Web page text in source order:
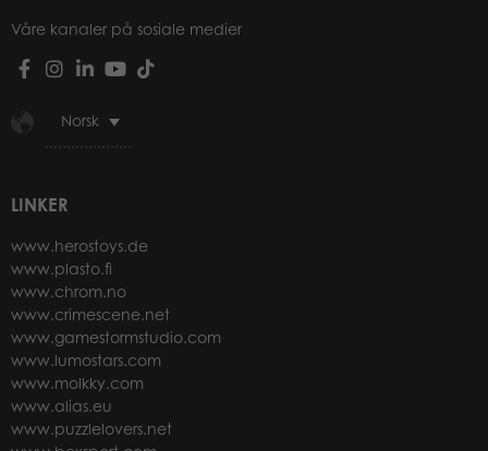
Våre kanaler på sosiale medier
Norsk
LINKER
www.herostoys.de
www.plasto.fi
www.chrom.no
www.crimescene.net
www.gamestormstudio.com
www.lumostars.com
www.molkky.com
www.alias.eu
www.puzzlelovers.net